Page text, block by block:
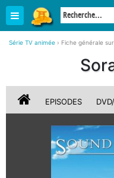
Série TV animée › Fiche générale
EPISODES